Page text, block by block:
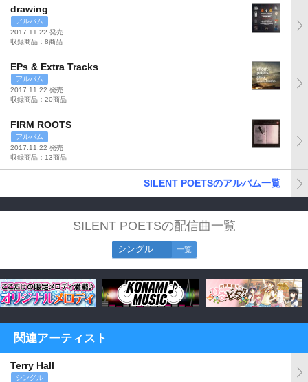
drawing
アルバム
2017.11.22 発売
収録商品：8商品
EPs & Extra Tracks
アルバム
2017.11.22 発売
収録商品：20商品
FIRM ROOTS
アルバム
2017.11.22 発売
収録商品：13商品
SILENT POETSのアルバム一覧
SILENT POETSの配信曲一覧
シングル 一覧
関連アーティスト
Terry Hall
シングル